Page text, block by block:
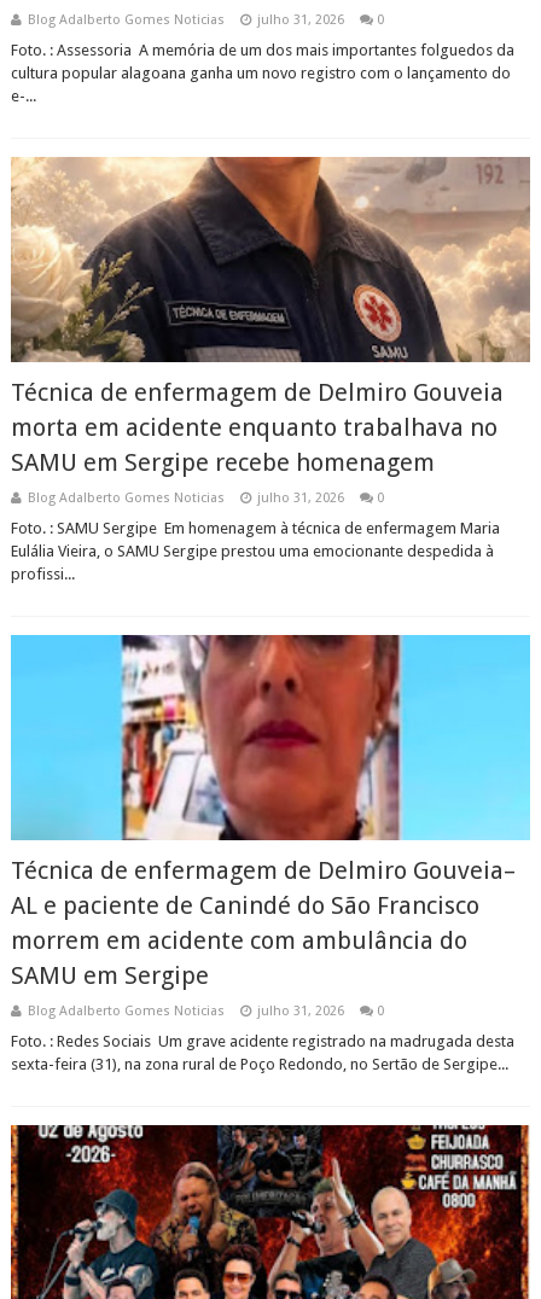
Blog Adalberto Gomes Noticias julho 31, 2026 0
Foto. : Assessoria A memória de um dos mais importantes folguedos da
cultura popular alagoana ganha um novo registro com o lançamento do
e-...
Técnica de enfermagem de Delmiro Gouveia
morta em acidente enquanto trabalhava no
SAMU em Sergipe recebe homenagem
Blog Adalberto Gomes Noticias julho 31, 2026 0
Foto. : SAMU Sergipe Em homenagem à técnica de enfermagem Maria
Eulália Vieira, o SAMU Sergipe prestou uma emocionante despedida à
profissi...
Técnica de enfermagem de Delmiro Gouveia–
AL e paciente de Canindé do São Francisco
morrem em acidente com ambulância do
SAMU em Sergipe
Blog Adalberto Gomes Noticias julho 31, 2026 0
Foto. : Redes Sociais Um grave acidente registrado na madrugada desta
sexta-feira (31), na zona rural de Poço Redondo, no Sertão de Sergipe...